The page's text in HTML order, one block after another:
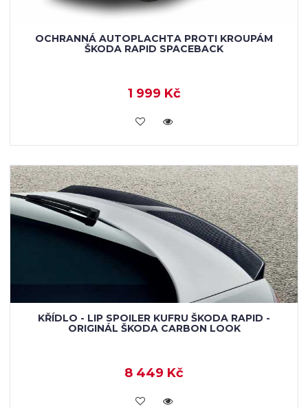
OCHRANNÁ AUTOPLACHTA PROTI KROUPÁM
ŠKODA RAPID SPACEBACK
1 999 Kč
KOUPIT
KŘÍDLO - LIP SPOILER KUFRU ŠKODA RAPID -
ORIGINÁL ŠKODA CARBON LOOK
8 449 Kč
KOUPIT